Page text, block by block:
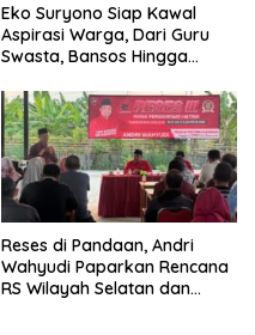
Eko Suryono Siap Kawal
Aspirasi Warga, Dari Guru
Swasta, Bansos Hingga
Reses di Pandaan, Andri
Wahyudi Paparkan Rencana
RS Wilayah Selatan dan